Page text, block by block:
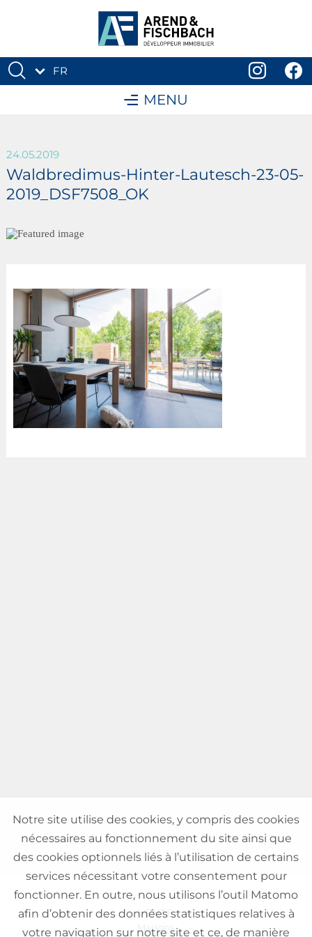
FR
MENU
24.05.2019
Waldbredimus-Hinter-Lautesch-23-05-
2019_DSF7508_OK
VENTE
Maisons
Notre site utilise des cookies, y compris des cookies
nécessaires au fonctionnement du site ainsi que
des cookies optionnels liés à l’utilisation de certains
services nécessitant votre consentement pour
fonctionner. En outre, nous utilisons l’outil Matomo
afin d’obtenir des données statistiques relatives à
votre navigation sur notre site et ce, de manière